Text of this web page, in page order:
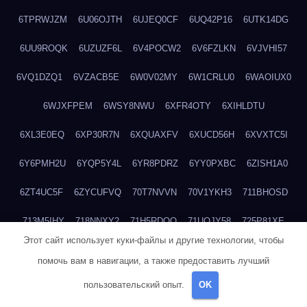
6TPRWJZM 6U06OJTH 6UJEQ0CF 6UQ42P16 6UTK14DG
6UU9ROQK 6UZUZF6L 6V4POCW2 6V6FZLKN 6VJVHI57
6VQ1DZQ1 6VZACB5E 6W0V02MY 6W1CRLU0 6WAOIUX0
6WJXFPEM 6WSY8NWU 6XFR4OTY 6XIHLDTU
6XL3E0EQ 6XP30R7N 6XQUAXFV 6XUCD56H 6XVXTC5I
6Y6PMH2U 6YQP5Y4L 6YR8PDRZ 6YY0PXBC 6ZISH1A0
6ZT4UC5F 6ZYCUFVQ 70T7NVVN 70V1YKH3 711BHOSD
713M5IHY 718NNXY2 71H5RDOO 71UQJY58 725P81XE
Этот сайт использует куки-файлы и другие технологии, чтобы
помочь вам в навигации, а также предоставить лучший
пользовательский опыт. OK